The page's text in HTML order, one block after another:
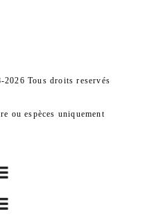
Tous droits reservés
ou espèces uniquement